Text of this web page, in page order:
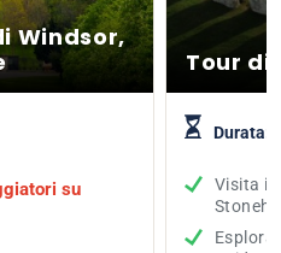
Windsor,
su
Tour di
Durata:
Visita il